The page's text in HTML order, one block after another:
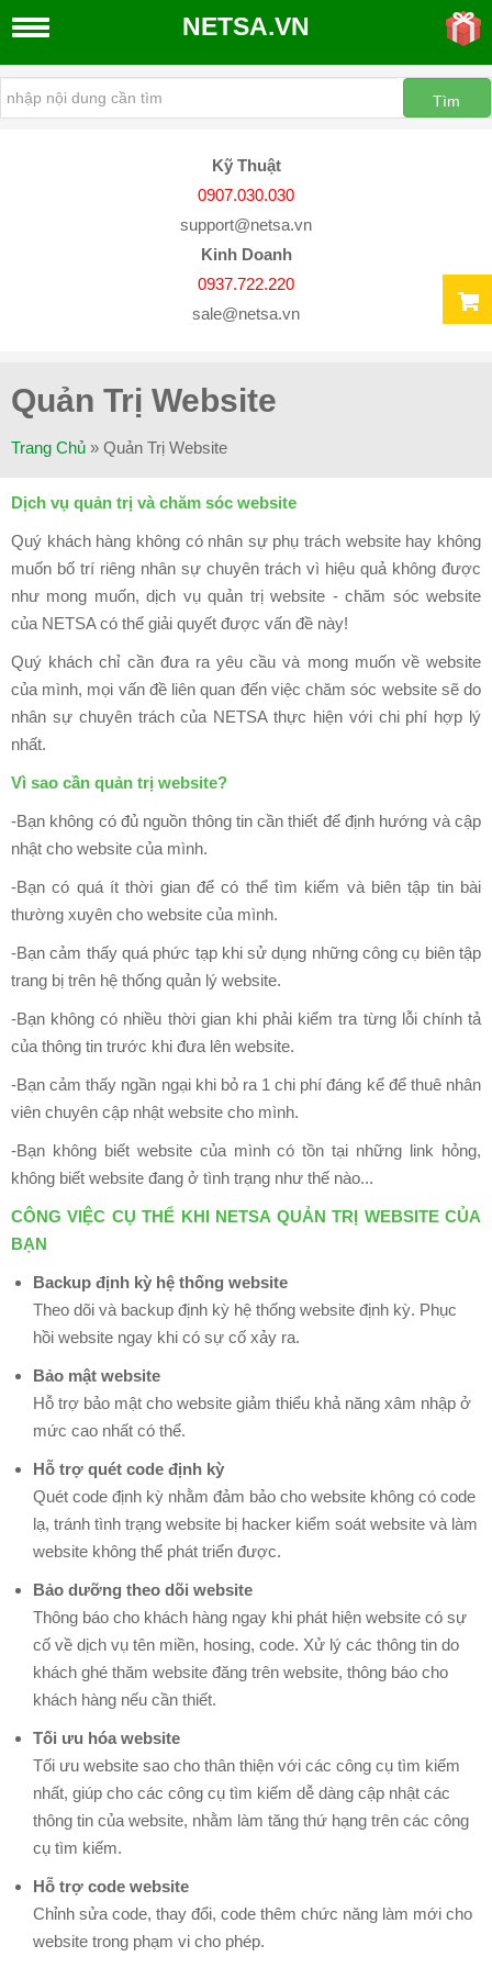
THIẾT
KẾ
Vụ
SEO
Google
Ký
Bộ
Công
Thương
THIẾT
KẾ
APP
THIẾT
KẾ
THƯƠNG
Nhận
Thương
Hiệu
Thống
Thương
Hiệu
THUÊ
MÁY
CHỦ
Máy
Chủ
Máy
Chủ
Chỗ
Đặt
Máy
Quản
Trị
DOMAIN
HOSTING
Web
Hosting
Tên
Miền
NETSA.VN
Kỹ Thuật
0907.030.030
support@netsa.vn
Kinh Doanh
0937.722.220
sale@netsa.vn
Quản Trị Website
Trang Chủ » Quản Trị Website
Dịch vụ quản trị và chăm sóc website
Quý khách hàng không có nhân sự phụ trách website hay không
muốn bố trí riêng nhân sự chuyên trách vì hiệu quả không được
như mong muốn, dịch vụ quản trị website - chăm sóc website
của NETSA có thể giải quyết được vấn đề này!
Quý khách chỉ cần đưa ra yêu cầu và mong muốn về website
của mình, mọi vấn đề liên quan đến việc chăm sóc website sẽ do
nhân sự chuyên trách của NETSA thực hiện với chi phí hợp lý
nhất.
Vì sao cần quản trị website?
-Bạn không có đủ nguồn thông tin cần thiết để định hướng và cập
nhật cho website của mình.
-Bạn có quá ít thời gian để có thể tìm kiếm và biên tập tin bài
thường xuyên cho website của mình.
-Bạn cảm thấy quá phức tạp khi sử dụng những công cụ biên tập
trang bị trên hệ thống quản lý website.
-Bạn không có nhiều thời gian khi phải kiểm tra từng lỗi chính tả
của thông tin trước khi đưa lên website.
-Bạn cảm thấy ngần ngại khi bỏ ra 1 chi phí đáng kể để thuê nhân
viên chuyên cập nhật website cho mình.
-Bạn không biết website của mình có tồn tại những link hỏng,
không biết website đang ở tình trạng như thế nào...
CÔNG VIỆC CỤ THỂ KHI NETSA QUẢN TRỊ WEBSITE CỦA
BẠN
Backup định kỳ hệ thống website
Theo dõi và backup định kỳ hệ thống website định kỳ. Phục
hồi website ngay khi có sự cố xảy ra.
Bảo mật website
Hỗ trợ bảo mật cho website giảm thiểu khả năng xâm nhập ở
mức cao nhất có thể.
Hỗ trợ quét code định kỳ
Quét code định kỳ nhằm đảm bảo cho website không có code
lạ, tránh tình trạng website bị hacker kiểm soát website và làm
website không thể phát triển được.
Bảo dưỡng theo dõi website
Thông báo cho khách hàng ngay khi phát hiện website có sự
cố về dịch vụ tên miền, hosing, code. Xử lý các thông tin do
khách ghé thăm website đăng trên website, thông báo cho
khách hàng nếu cần thiết.
Tối ưu hóa website
Tối ưu website sao cho thân thiện với các công cụ tìm kiếm
nhất, giúp cho các công cụ tìm kiếm dễ dàng cập nhật các
thông tin của website, nhằm làm tăng thứ hạng trên các công
cụ tìm kiếm.
Hỗ trợ code website
Chỉnh sửa code, thay đổi, code thêm chức năng làm mới cho
website trong phạm vi cho phép.